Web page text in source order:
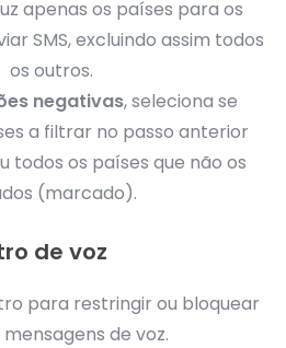
apenas os países para os
SMS, excluindo assim todos
os outros.
negativas, seleciona se
a filtrar no passo anterior
todos os países que não os
(marcado).
de voz
para restringir ou bloquear
de voz.